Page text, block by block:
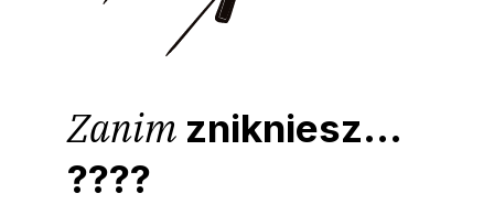
Zanim znikniesz...
????